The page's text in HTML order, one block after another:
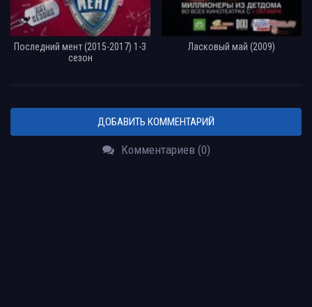
Последний мент (2015-2017) 1-3
сезон
Ласковый май (2009)
ДОБАВИТЬ КОММЕНТАРИЙ
Комментариев (0)